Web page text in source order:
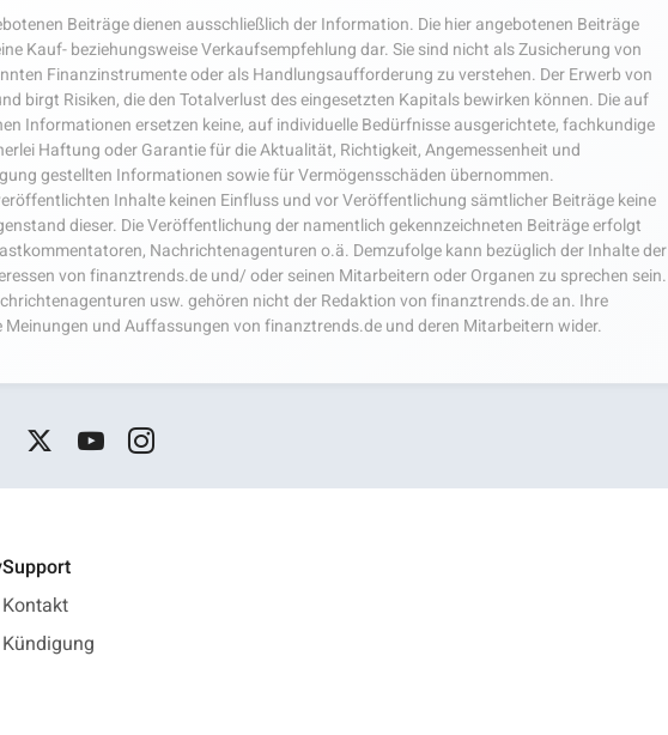
Beiträge dienen ausschließlich der Information. Die hier angebotenen Beiträge
Kauf- beziehungsweise Verkaufsempfehlung dar. Sie sind nicht als Zusicherung von
Finanzinstrumente oder als Handlungsaufforderung zu verstehen. Der Erwerb von
birgt Risiken, die den Totalverlust des eingesetzten Kapitals bewirken können. Die auf
Informationen ersetzen keine, auf individuelle Bedürfnisse ausgerichtete, fachkundige
Haftung oder Garantie für die Aktualität, Richtigkeit, Angemessenheit und
gestellten Informationen sowie für Vermögensschäden übernommen.
Inhalte keinen Einfluss und vor Veröffentlichung sämtlicher Beiträge keine
dieser. Die Veröffentlichung der namentlich gekennzeichneten Beiträge erfolgt
Nachrichtenagenturen o.ä. Demzufolge kann bezüglich der Inhalte der
von finanztrends.de und/ oder seinen Mitarbeitern oder Organen zu sprechen sein.
usw. gehören nicht der Redaktion von finanztrends.de an. Ihre
Meinungen und Auffassungen von finanztrends.de und deren Mitarbeitern wider.
Support
Kontakt
Kündigung